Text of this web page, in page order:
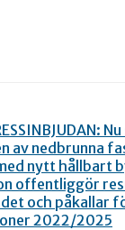
av nedbrunna
nytt hållbart
offentliggör
och påkallar
2022/2025